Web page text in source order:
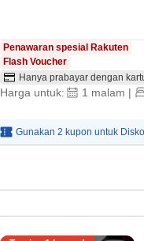
Penawaran spesial Rakuten
Flash Voucher
Hanya prabayar dengan
Harga untuk: 1 malam |
Gunakan 2 kupon untuk